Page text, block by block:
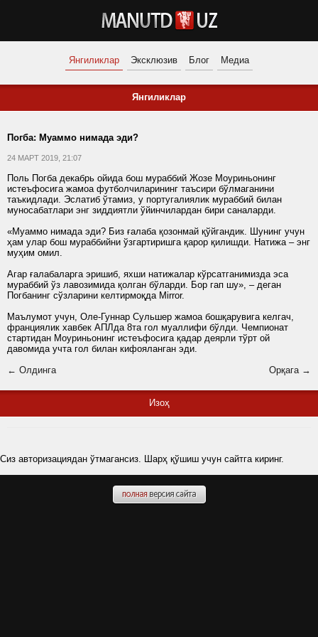
Янгиликлар Эксклюзив Блог Медиа
Янгиликлар
Погба: Муаммо нимада эди?
24 МАРТ 2019, 21:07
Поль Погба декабрь ойида бош мураббий Жозе Моуриньонинг
истеъфосига жамоа футболчиларининг таъсири бўлмаганини
таъкидлади. Эслатиб ўтамиз, у португалиялик мураббий билан
муносабатлари энг зиддиятли ўйинчилардан бири саналарди.
«Муаммо нимада эди? Биз ғалаба қозонмай қўйгандик. Шунинг учун
ҳам улар бош мураббийни ўзгартиришга қарор қилишди. Натижа – энг
муҳим омил.
Агар ғалабаларга эришиб, яхши натижалар кўрсатганимизда эса
мураббий ўз лавозимида қолган бўларди. Бор гап шу», – деган
Погбанинг сўзларини келтирмоқда Mirror.
Маълумот учун, Оле-Гуннар Сульшер жамоа бошқарувига келгач,
франциялик хавбек АПЛда 8та гол муаллифи бўлди. Чемпионат
стартидан Моуриньонинг истеъфосига қадар деярли тўрт ой
давомида учта гол билан кифояланган эди.
← Олдинга
Орқага →
Изоҳ
Сиз авторизациядан ўтмагансиз. Шарҳ қўшиш учун сайтга киринг.